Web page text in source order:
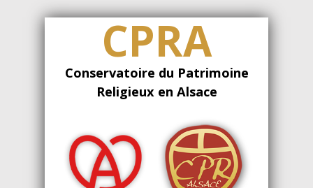
CPRA
Conservatoire du Patrimoine
Religieux en Alsace